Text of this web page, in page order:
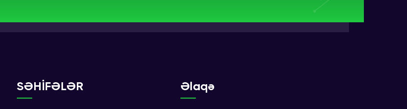
SƏHİFƏLƏR Əlaqə